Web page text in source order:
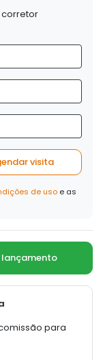
corretor
visita
de uso e as
lançamento
para